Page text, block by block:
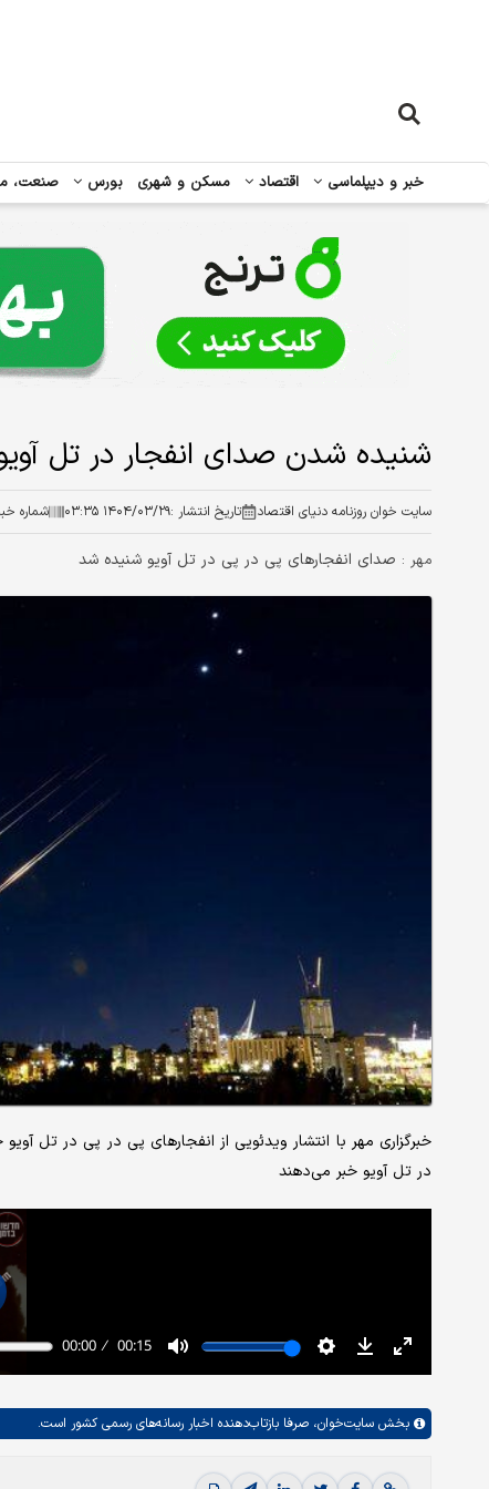
خبر و دیپلماسی اقتصاد مسکن و شهری بورس صنعت،
شنیده شدن صدای انفجار در تل
سایت خوان روزنامه دنیای اقتصاد تاریخ انتشار :۱۴۰۴/۰۳/۲۹ ۰۳:۳۵ شماره
مهر : صدای انفجارهای پی در پی در تل آویو شنیده شد
خبرگزاری مهر با انتشار ویدئویی از انفجارهای پی در پی در تل
در تل آویو خبر می‌دهند
بخش سایت‌خوان، صرفا بازتاب‌دهنده اخبار رسانه‌های رسمی کشور است.